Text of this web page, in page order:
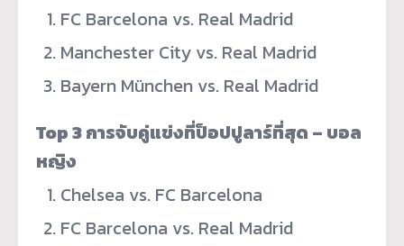
FC Barcelona vs. Real Madrid
Manchester City vs. Real Madrid
Bayern München vs. Real Madrid
Top 3 การจับคู่แข่งที่ป็อปปูลาร์ที่สุด – บอล
หญิง
Chelsea vs. FC Barcelona
FC Barcelona vs. Real Madrid